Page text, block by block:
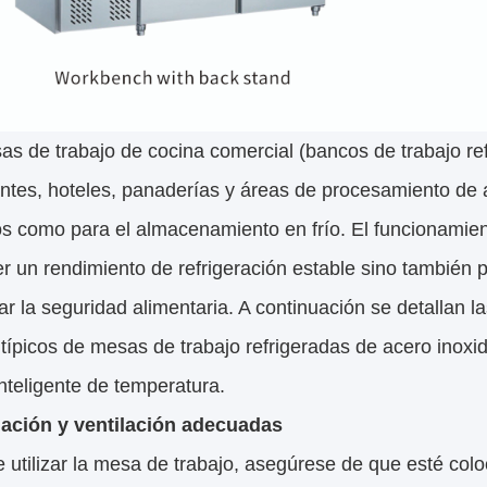
de trabajo de cocina comercial (bancos de trabajo
hoteles, panaderías y áreas de procesamiento
como para el almacenamiento en frío. El
un rendimiento de refrigeración estable sino también
la seguridad alimentaria. A continuación se detallan
de mesas de trabajo refrigeradas de acero
de temperatura.
y ventilación adecuadas
utilizar la mesa de trabajo, asegúrese de que esté